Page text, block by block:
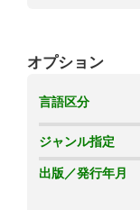
オプション
言語区分
ジャンル指定
出版／発行年月